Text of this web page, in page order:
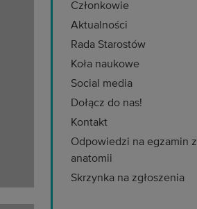
Członkowie
Aktualności
Rada Starostów
Koła naukowe
Social media
Dołącz do nas!
Kontakt
Odpowiedzi na egzamin z
anatomii
Skrzynka na zgłoszenia